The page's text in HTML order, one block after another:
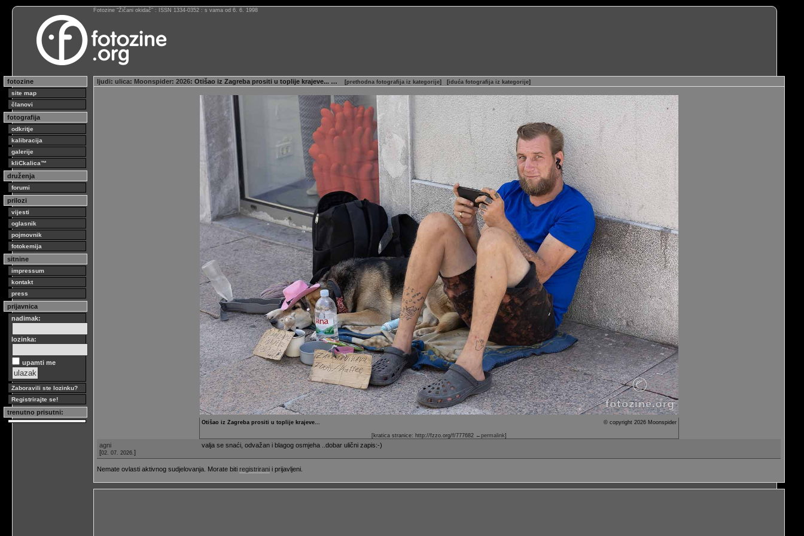
Fotozine “Žičani okidač” : ISSN 1334-0352 : s vama od 6. 6. 1998
fotozine
site map
članovi
fotografija
odkritje
kalibracija
galerije
kliCkalica™
druženja
forumi
prilozi
vijesti
oglasnik
pojmovnik
fotokemija
sitnine
impressum
kontakt
press
prijavnica
nadimak:
lozinka:
upamti me
Zaboravili ste lozinku?
Registrirajte se!
trenutno prisutni:
ljudi: ulica: Moonspider: 2026: Otišao iz Zagreba prositi u toplije krajeve... … [prethodna fotografija iz kategorije] [iduća fotografija iz kategorije]
© copyright 2026 Moonspider
Otišao iz Zagreba prositi u toplije krajeve...
[kratica stranice: http://fzzo.org/f/777682 ←permalink]
agni
[02. 07. 2026. ]
valja se snaći, odvažan i blagog osmjeha ..dobar ulični zapis:-)
Nemate ovlasti aktivnog sudjelovanja. Morate biti registrirani i prijavljeni.